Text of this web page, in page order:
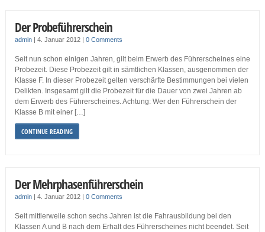
Der Probeführerschein
admin| 4. Januar 2012 | 0 Comments
Seit nun schon einigen Jahren, gilt beim Erwerb des Führerscheines eine
Probezeit. Diese Probezeit gilt in sämtlichen Klassen, ausgenommen der
Klasse F. In dieser Probezeit gelten verschärfte Bestimmungen bei vielen
Delikten. Insgesamt gilt die Probezeit für die Dauer von zwei Jahren ab
dem Erwerb des Führerscheines. Achtung: Wer den Führerschein der
Klasse B mit einer […]
CONTINUE READING
Der Mehrphasenführerschein
admin| 4. Januar 2012 | 0 Comments
Seit mittlerweile schon sechs Jahren ist die Fahrausbildung bei den
Klassen A und B nach dem Erhalt des Führerscheines nicht beendet. Seit